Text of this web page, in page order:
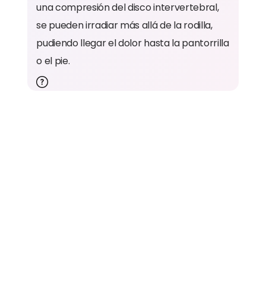
una compresión del disco intervertebral,
se pueden irradiar más allá de la rodilla,
pudiendo llegar el dolor hasta la pantorrilla
o el pie.